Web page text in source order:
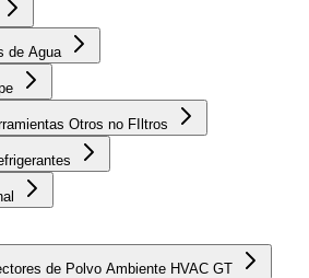
de Agua
Otros no FIltros
Filtros de Aire Colectores de Polvo Ambiente HVAC GT